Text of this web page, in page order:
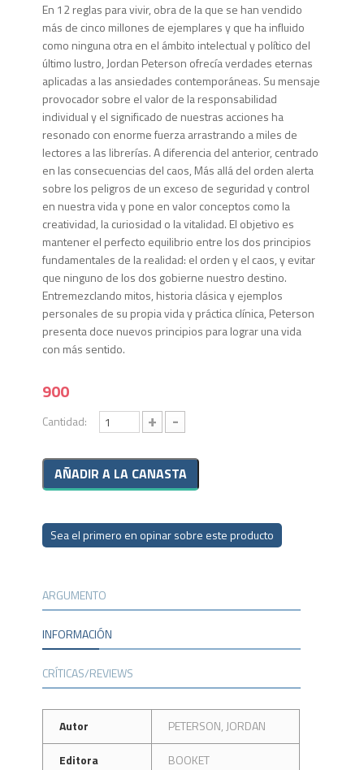
En 12 reglas para vivir, obra de la que se han vendido
más de cinco millones de ejemplares y que ha influido
como ninguna otra en el ámbito intelectual y político del
último lustro, Jordan Peterson ofrecía verdades eternas
aplicadas a las ansiedades contemporáneas. Su mensaje
provocador sobre el valor de la responsabilidad
individual y el significado de nuestras acciones ha
resonado con enorme fuerza arrastrando a miles de
lectores a las librerías. A diferencia del anterior, centrado
en las consecuencias del caos, Más allá del orden alerta
sobre los peligros de un exceso de seguridad y control
en nuestra vida y pone en valor conceptos como la
creatividad, la curiosidad o la vitalidad. El objetivo es
mantener el perfecto equilibrio entre los dos principios
fundamentales de la realidad: el orden y el caos, y evitar
que ninguno de los dos gobierne nuestro destino.
Entremezclando mitos, historia clásica y ejemplos
personales de su propia vida y práctica clínica, Peterson
presenta doce nuevos principios para lograr una vida
con más sentido.
900
Cantidad: + -
Sea el primero en opinar sobre este producto
ARGUMENTO
INFORMACIÓN
CRÍTICAS/REVIEWS
Autor
PETERSON, JORDAN
Editora
BOOKET